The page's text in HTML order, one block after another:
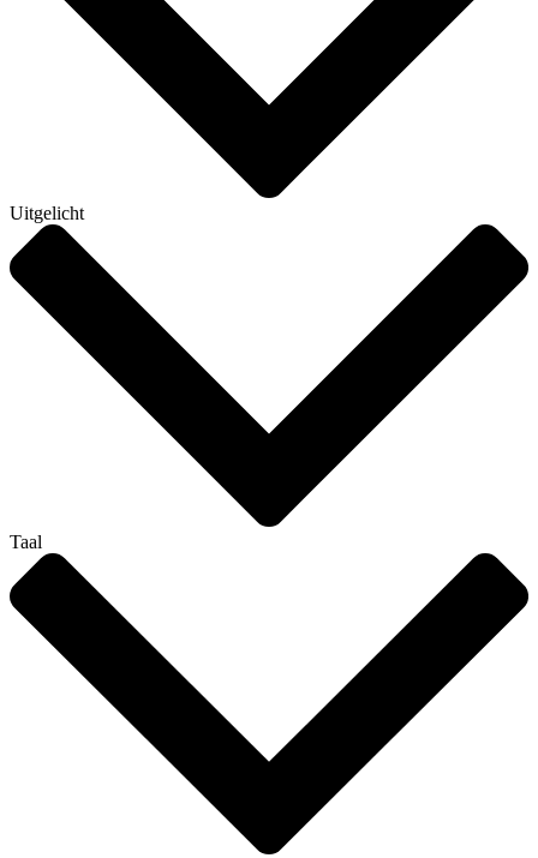
Uitgelicht
Taal